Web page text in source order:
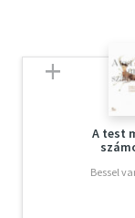
A test
Bessel